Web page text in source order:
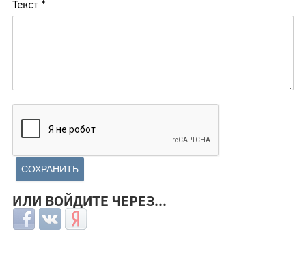
Текст *
ИЛИ ВОЙДИТЕ ЧЕРЕЗ...
Login with Facebook
Login with ВКонтакте
Login with Яндекс